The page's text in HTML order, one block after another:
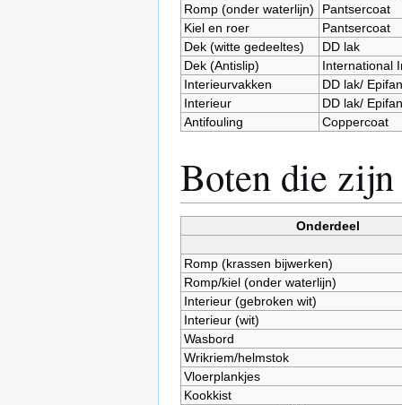
Romp (onder waterlijn)
Pantsercoat
Kiel en roer
Pantsercoat
Dek (witte gedeeltes)
DD lak
Dek (Antislip)
International
Interieurvakken
DD lak/
Interieur
DD lak/
Antifouling
Coppercoat
Boten die
Onderdeel
Romp (krassen bijwerken)
Romp/kiel (onder waterlijn)
Interieur (gebroken wit)
Interieur (wit)
Wasbord
Wrikriem/helmstok
Vloerplankjes
Kookkist